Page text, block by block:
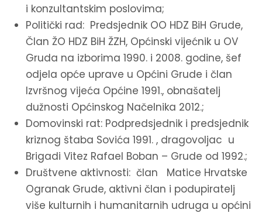
i konzultantskim poslovima;
Politički rad: Predsjednik OO HDZ BiH Grude,
Član ŽO HDZ BiH ŽZH, Općinski vijećnik u OV
Gruda na izborima 1990. i 2008. godine, šef
odjela opće uprave u Općini Grude i član
Izvršnog vijeća Općine 1991., obnašatelj
dužnosti Općinskog Načelnika 2012.;
Domovinski rat: Podpredsjednik i predsjednik
kriznog štaba Sovića 1991. , dragovoljac u
Brigadi Vitez Rafael Boban – Grude od 1992.;
Društvene aktivnosti: član Matice Hrvatske
Ogranak Grude, aktivni član i podupiratelj
više kulturnih i humanitarnih udruga u općini